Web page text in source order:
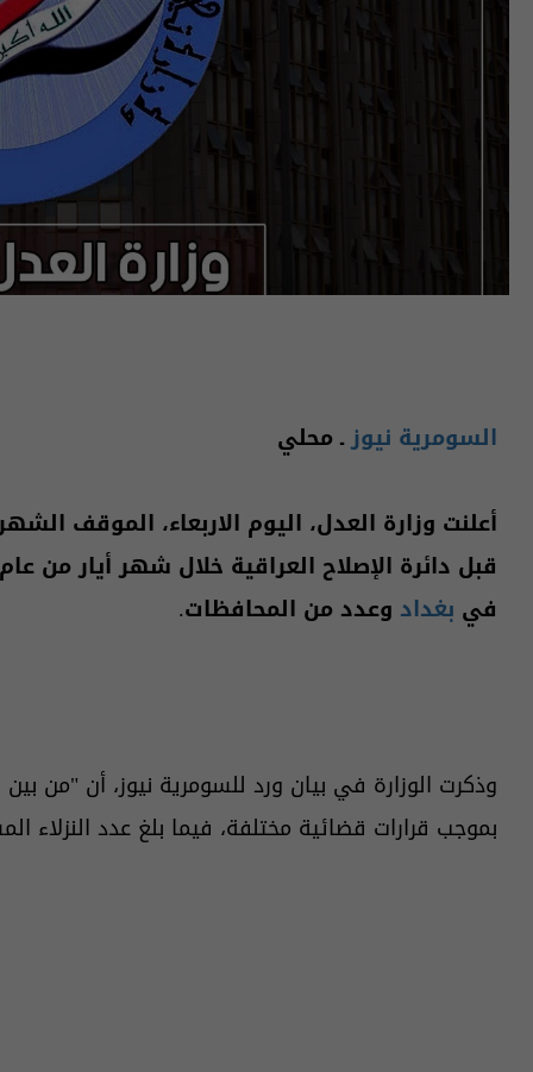
السومرية نيوزـ محلي
أعلنت وزارة العدل، اليوم الاربعاء، الموقف
في بغداد وعدد من المحافظات.
بموجب قرارات قضائية مختلفة، فيما بلغ عدد النزلاء